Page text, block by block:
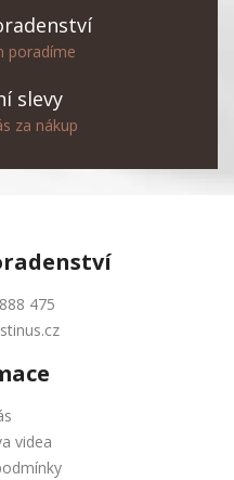
poradíme
slevy
za nákup
475
videa